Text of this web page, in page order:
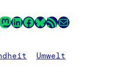
LinkedIn
Facebook
LinkRSS-Feed
E-Mail
Umwelt